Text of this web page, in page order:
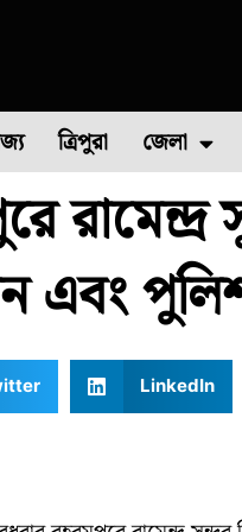
ফল চাষ মাছ চাষ পোল্ট্রি
ত্রিপুরা জেলা
উত্তর ২৪
এবং
LinkedIn